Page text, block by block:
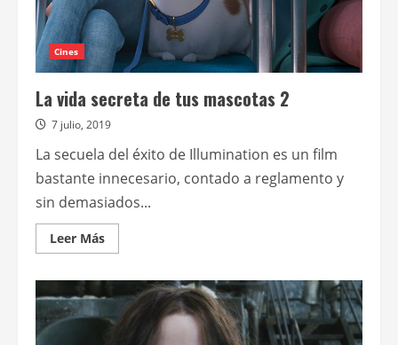
Cines
La vida secreta de tus mascotas 2
7 julio, 2019
La secuela del éxito de Illumination es un film
bastante innecesario, contado a reglamento y
sin demasiados...
Leer MásLeer
más
vida
secreta
de